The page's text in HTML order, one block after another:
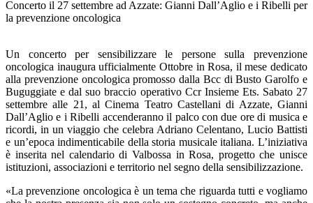
Concerto il 27 settembre ad Azzate: Gianni Dall’Aglio e i Ribelli per
la prevenzione oncologica
Un concerto per sensibilizzare le persone sulla prevenzione
oncologica inaugura ufficialmente Ottobre in Rosa, il mese dedicato
alla prevenzione oncologica promosso dalla Bcc di Busto Garolfo e
Buguggiate e dal suo braccio operativo Ccr Insieme Ets. Sabato 27
settembre alle 21, al Cinema Teatro Castellani di Azzate, Gianni
Dall’Aglio e i Ribelli accenderanno il palco con due ore di musica e
ricordi, in un viaggio che celebra Adriano Celentano, Lucio Battisti
e un’epoca indimenticabile della storia musicale italiana. L’iniziativa
è inserita nel calendario di Valbossa in Rosa, progetto che unisce
istituzioni, associazioni e territorio nel segno della sensibilizzazione.
«La prevenzione oncologica è un tema che riguarda tutti e vogliamo